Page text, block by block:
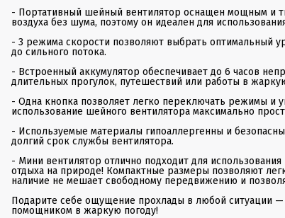
- Портативный шейный вентилятор оснащен мощным и
воздуха без шума, поэтому он идеален для
- 3 режима скорости позволяют выбрать оптимальный
до сильного потока.
- Встроенный аккумулятор обеспечивает до 6 часов
длительных прогулок, путешествий или работы в
- Одна кнопка позволяет легко переключать режимы и
использование шейного вентилятора максимально
- Используемые материалы гипоаллергенны и
долгий срок службы вентилятора.
- Мини вентилятор отлично подходит для
отдыха на природе! Компактные размеры позволяют
наличие не мешает свободному передвижению и
Подарите себе ощущение прохлады в любой ситуации
помощником в жаркую погоду!